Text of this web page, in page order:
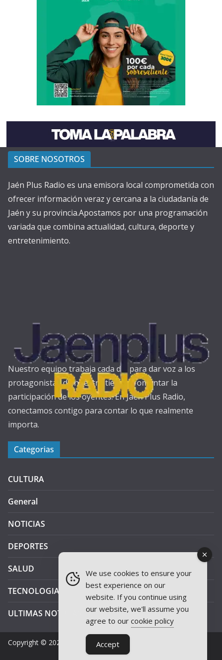
SOBRE NOSOTROS
Jaén Plus Radio es una emisora local comprometida con
ofrecer información veraz y cercana a la ciudadanía de
Jaén y su provincia.Apostamos por una programación
variada que combina actualidad, cultura, deporte y
entretenimiento.
Nuestro equipo trabaja cada día para dar voz a los
protagonistas de nuestra tierra y fomentar la
participación de los oyentes. En Jaén Plus Radio,
conectamos contigo para contar lo que realmente
importa.
Categorias
CULTURA
General
NOTICIAS
DEPORTES
SALUD
TECNOLOGIA
ULTIMAS NOTICIAS
Copyright © 2026 JAEN PLUS RADIO
We use cookies to ensure your
best experience on our
website. If you continue using
our website, we'll assume you
agree to our cookie policy
Accept